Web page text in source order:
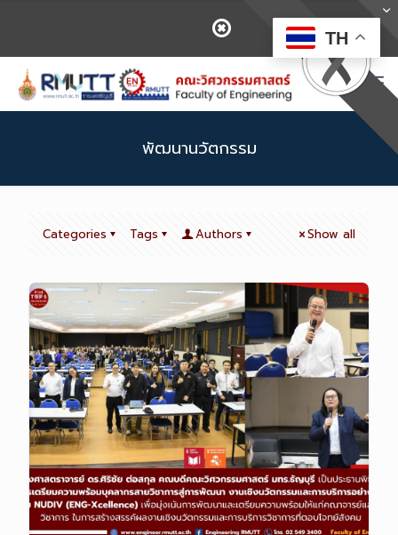
พัฒนานวัตกรรม
Categories Tags Authors Show all
TH